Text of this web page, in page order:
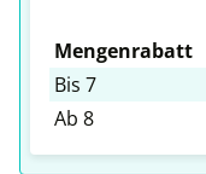
Mengenrabatt
Bis 7
Ab 8